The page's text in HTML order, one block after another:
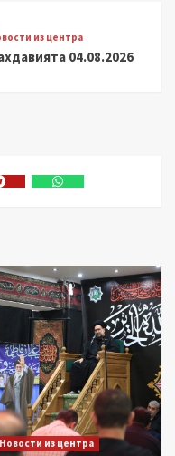
из центра
04.08.2026
Новости из центра